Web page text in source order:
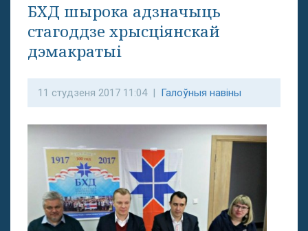
БХД шырока адзначыць
стагоддзе хрысціянскай
дэмакратыі
11 студзеня 2017 11:04 | Галоўныя навіны